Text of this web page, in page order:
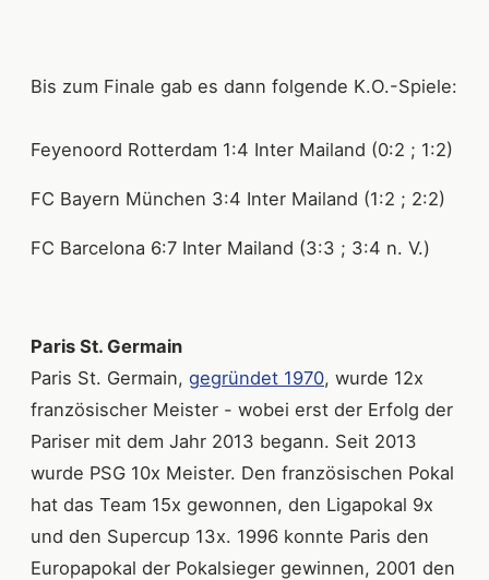
Bis zum Finale gab es dann folgende K.O.-Spiele:
Feyenoord Rotterdam 1:4 Inter Mailand (0:2 ; 1:2)
FC Bayern München 3:4 Inter Mailand (1:2 ; 2:2)
FC Barcelona 6:7 Inter Mailand (3:3 ; 3:4 n. V.)
Paris St. Germain
Paris St. Germain, gegründet 1970, wurde 12x
französischer Meister - wobei erst der Erfolg der
Pariser mit dem Jahr 2013 begann. Seit 2013
wurde PSG 10x Meister. Den französischen Pokal
hat das Team 15x gewonnen, den Ligapokal 9x
und den Supercup 13x. 1996 konnte Paris den
Europapokal der Pokalsieger gewinnen, 2001 den